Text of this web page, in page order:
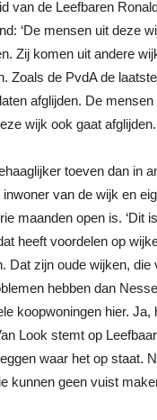
van de Leefbaren
‘De mensen uit deze
Zij komen uit andere
Zoals de PvdA de
afglijden. De
wijk ook gaat
toeven dan in
van de wijk en
maanden open is. ‘Dit
heeft voordelen op
Dat zijn oude wijken, die
hebben dan
koopwoningen hier. Ja,
Look stemt op
waar het op staat.
kunnen geen vuist